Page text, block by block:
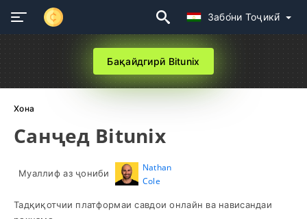
Забо́ни Тоҷикӣ́
Бақайдгирӣ Bitunix
Хона
Санҷед Bitunix
Муаллиф аз ҷониби
Nathan
Cole
Тадқиқотчии платформаи савдои онлайн ва нависандаи